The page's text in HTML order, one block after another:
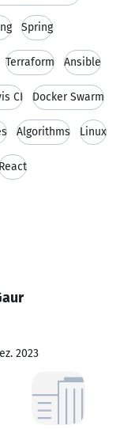
Spring
Terraform Ansible
CI Docker Swarm
Algorithms Linux
2023